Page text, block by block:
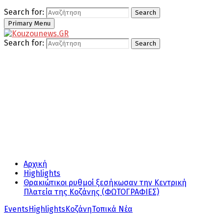
Search for:
Search
Primary Menu
Search for: Search
Αρχική
Highlights
Θρακιώτικοι ρυθμοί ξεσήκωσαν την Κεντρική
Πλατεία της Κοζάνης (ΦΩΤΟΓΡΑΦΙΕΣ)
EventsHighlightsΚοζάνηΤοπικά Νέα